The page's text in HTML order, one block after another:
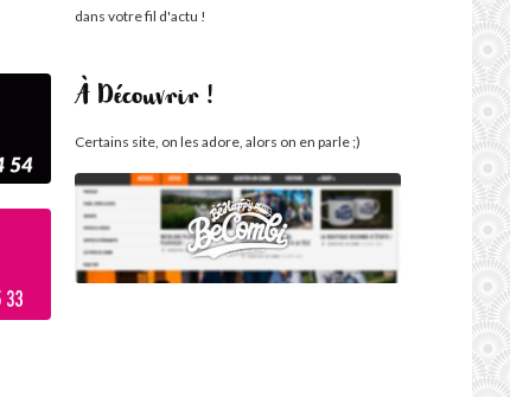
dans votre fil d'actu !
À Découvrir !
Certains site, on les adore, alors on en parle ;)